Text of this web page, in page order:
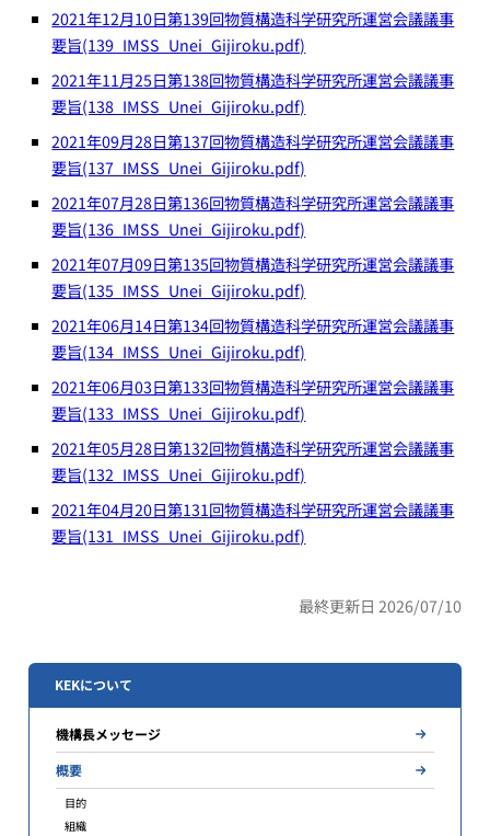
2021年12月10日第139回物質構造科学研究所運営会議議事
要旨(139_IMSS_Unei_Gijiroku.pdf)
2021年11月25日第138回物質構造科学研究所運営会議議事
要旨(138_IMSS_Unei_Gijiroku.pdf)
2021年09月28日第137回物質構造科学研究所運営会議議事
要旨(137_IMSS_Unei_Gijiroku.pdf)
2021年07月28日第136回物質構造科学研究所運営会議議事
要旨(136_IMSS_Unei_Gijiroku.pdf)
2021年07月09日第135回物質構造科学研究所運営会議議事
要旨(135_IMSS_Unei_Gijiroku.pdf)
2021年06月14日第134回物質構造科学研究所運営会議議事
要旨(134_IMSS_Unei_Gijiroku.pdf)
2021年06月03日第133回物質構造科学研究所運営会議議事
要旨(133_IMSS_Unei_Gijiroku.pdf)
2021年05月28日第132回物質構造科学研究所運営会議議事
要旨(132_IMSS_Unei_Gijiroku.pdf)
2021年04月20日第131回物質構造科学研究所運営会議議事
要旨(131_IMSS_Unei_Gijiroku.pdf)
最終更新日 2026/07/10
KEKについて
機構長メッセージ
概要
目的
組織